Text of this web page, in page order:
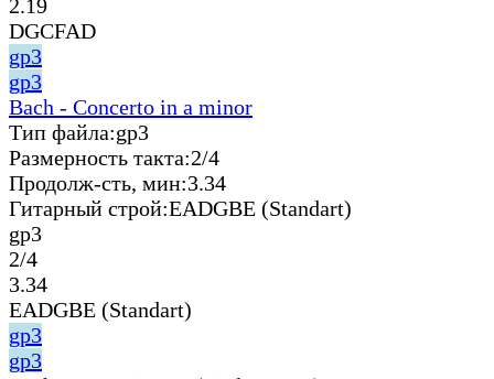
2.19
DGCFAD
gp3
gp3
Bach - Concerto in a minor
Тип файла:gp3
Размерность такта:2/4
Продолж-сть, мин:3.34
Гитарный строй:EADGBE (Standart)
gp3
2/4
3.34
EADGBE (Standart)
gp3
gp3